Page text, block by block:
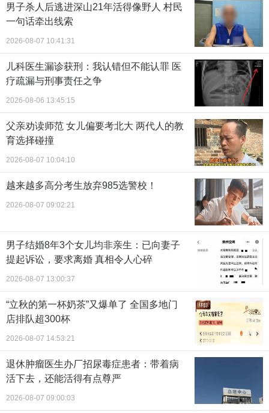
男子杀人后逃进深山21年活得像野人 村民
一句话牵出线索
2026-08-07 10:41:31
儿科医生漏诊获刑：我认错但不能认罪 医
疗疏漏与刑事责任之争
2026-08-06 13:45:15
父亲劝读师范 女儿偏要考北大 两代人的教
育选择碰撞
2026-08-07 10:04:10
越来越多高分考生放弃985选警校！
2026-08-07 09:02:21
男子结婚8年3个女儿均非亲生：已向妻子
提起诉讼，要求离婚 真相令人心碎
2026-08-07 13:00:37
“立秋的第一杯奶茶”又爆单了 全国多地门
店排队超300杯
2026-08-07 14:53:21
退休肿瘤医生办厂招尿毒症患者：带着病
活下去，还能活得有点尊严
2026-08-07 09:00:03